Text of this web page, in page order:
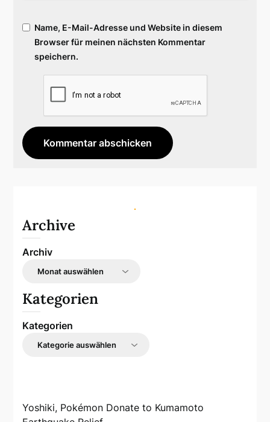
Name, E-Mail-Adresse und Website in diesem
Browser für meinen nächsten Kommentar
speichern.
Archive
Archiv
Kategorien
Kategorien
Yoshiki, Pokémon Donate to Kumamoto